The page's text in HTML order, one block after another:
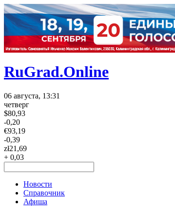
RuGrad.Online
06 августа, 13:31
четверг
$80,93
-0,20
€93,19
-0,39
zł21,69
+ 0,03
Новости
Справочник
Афиша